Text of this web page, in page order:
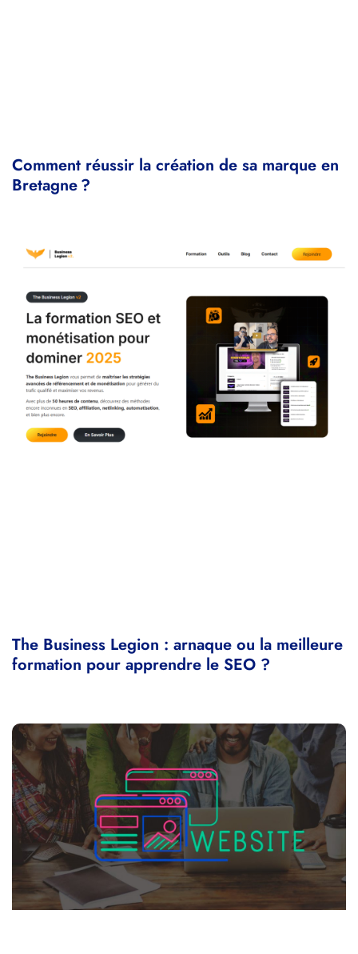
Comment réussir la création de sa marque en
Bretagne ?
The Business Legion : arnaque ou la meilleure
formation pour apprendre le SEO ?